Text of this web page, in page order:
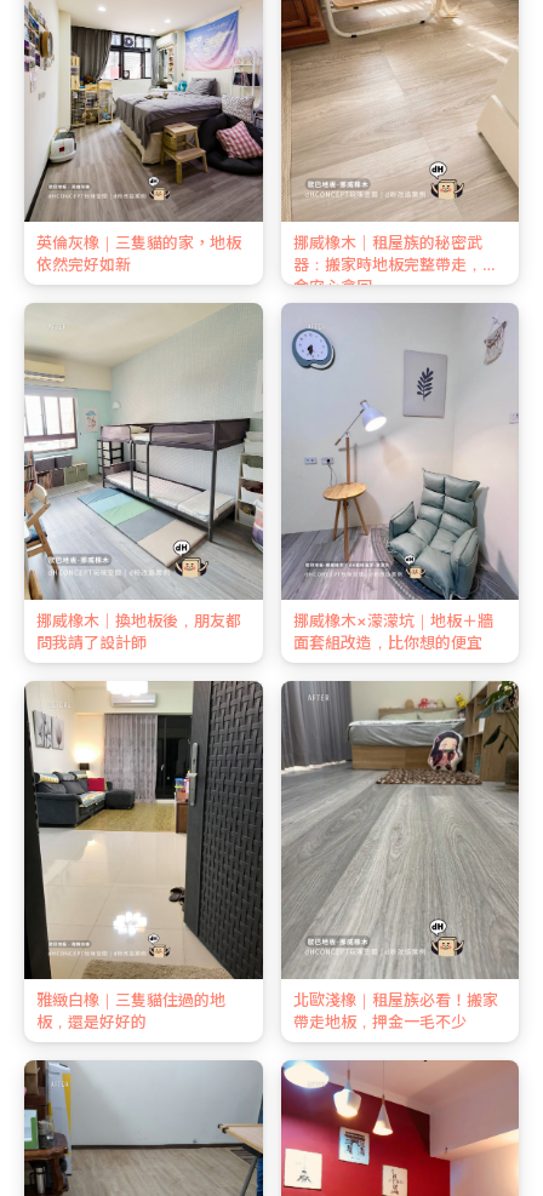
英倫灰橡｜三隻貓的家，地板
依然完好如新
挪威橡木｜租屋族的秘密武
器：搬家時地板完整帶走，押
金安心拿回
挪威橡木｜換地板後，朋友都
問我請了設計師
挪威橡木×濛濛坑｜地板＋牆
面套組改造，比你想的便宜
雅緻白橡｜三隻貓住過的地
板，還是好好的
北歐淺橡｜租屋族必看！搬家
帶走地板，押金一毛不少